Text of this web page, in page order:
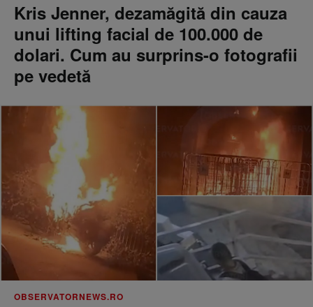
Kris Jenner, dezamăgită din cauza
unui lifting facial de 100.000 de
dolari. Cum au surprins-o fotografii
pe vedetă
OBSERVATORNEWS.RO